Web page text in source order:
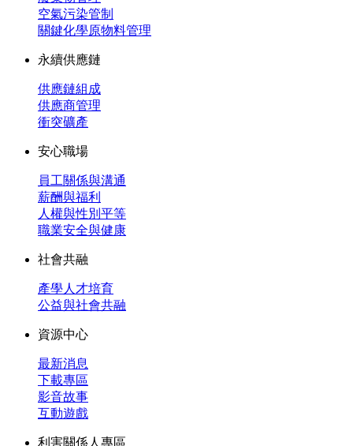
空氣污染管制
關鍵化學原物料管理
永續供應鏈
供應鏈組成
供應商管理
衝突礦產
安心職場
員工關係與溝通
薪酬與福利
人權與性別平等
職業安全與健康
社會共融
產學人才培育
公益與社會共融
資源中心
最新消息
下載專區
影音故事
互動遊戲
利害關係人專區